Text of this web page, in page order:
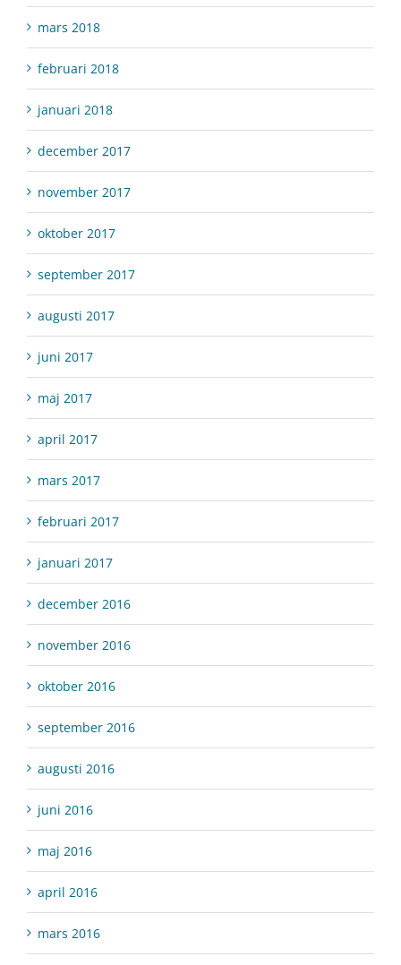
mars 2018
februari 2018
januari 2018
december 2017
november 2017
oktober 2017
september 2017
augusti 2017
juni 2017
maj 2017
april 2017
mars 2017
februari 2017
januari 2017
december 2016
november 2016
oktober 2016
september 2016
augusti 2016
juni 2016
maj 2016
april 2016
mars 2016